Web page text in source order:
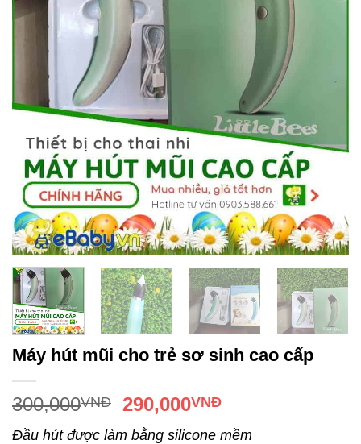
Máy hút mũi cho trẻ sơ sinh cao cấp
300,000VNĐ 290,000VNĐ
Đầu hút được làm bằng silicone mềm